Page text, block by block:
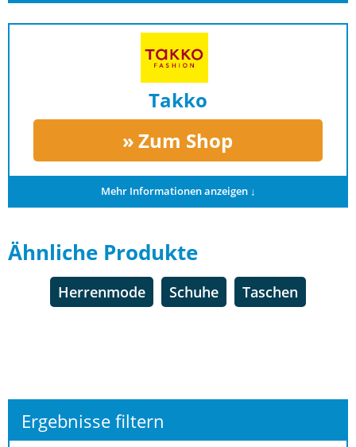
Takko
Zum Shop
Mehr Informationen anzeigen ↓
Ähnliche Produkte
Herrenmode Schuhe Taschen
Ergebnisse filtern